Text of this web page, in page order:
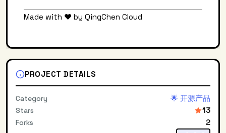
Made with ❤️ by QingChen Cloud
PROJECT DETAILS
Category 🌟 开源产品
Stars 13
Forks 2